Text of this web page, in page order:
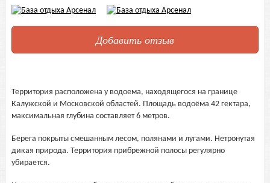
Добавить отзыв
Территория расположена у водоема, находящегося на границе
Калужской и Московской областей. Площадь водоёма 42 гектара,
максимальная глубина составляет 6 метров.
Берега покрыты смешанным лесом, полянами и лугами. Нетронутая
дикая природа. Территория прибрежной полосы регулярно
убирается.